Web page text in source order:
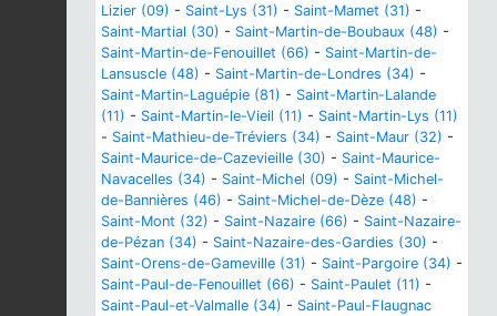
Lizier (09) - Saint-Lys (31) - Saint-Mamet (31) -
Saint-Martial (30) - Saint-Martin-de-Boubaux (48) -
Saint-Martin-de-Fenouillet (66) - Saint-Martin-de-
Lansuscle (48) - Saint-Martin-de-Londres (34) -
Saint-Martin-Laguépie (81) - Saint-Martin-Lalande
(11) - Saint-Martin-le-Vieil (11) - Saint-Martin-Lys (11)
- Saint-Mathieu-de-Tréviers (34) - Saint-Maur (32) -
Saint-Maurice-de-Cazevieille (30) - Saint-Maurice-
Navacelles (34) - Saint-Michel (09) - Saint-Michel-
de-Bannières (46) - Saint-Michel-de-Dèze (48) -
Saint-Mont (32) - Saint-Nazaire (66) - Saint-Nazaire-
de-Pézan (34) - Saint-Nazaire-des-Gardies (30) -
Saint-Orens-de-Gameville (31) - Saint-Pargoire (34) -
Saint-Paul-de-Fenouillet (66) - Saint-Paulet (11) -
Saint-Paul-et-Valmalle (34) - Saint-Paul-Flaugnac